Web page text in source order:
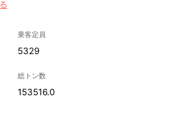
乗客定員
5329
総トン数
153516.0